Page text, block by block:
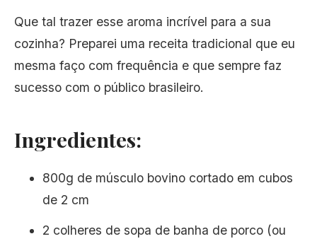
Que tal trazer esse aroma incrível para a sua
cozinha? Preparei uma receita tradicional que eu
mesma faço com frequência e que sempre faz
sucesso com o público brasileiro.
Ingredientes:
800g de músculo bovino cortado em cubos
de 2 cm
2 colheres de sopa de banha de porco (ou